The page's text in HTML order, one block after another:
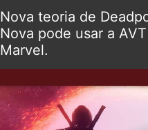
Nova teoria de
Nova pode usar a
Marvel.